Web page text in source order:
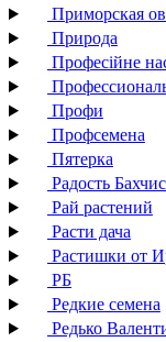
Приморская
Природа
Професійне
Профи
Профсемена
Пятерка
Радость
Рай растений
Расти дача
Растишки от
РБ
Редкие семена
Редько